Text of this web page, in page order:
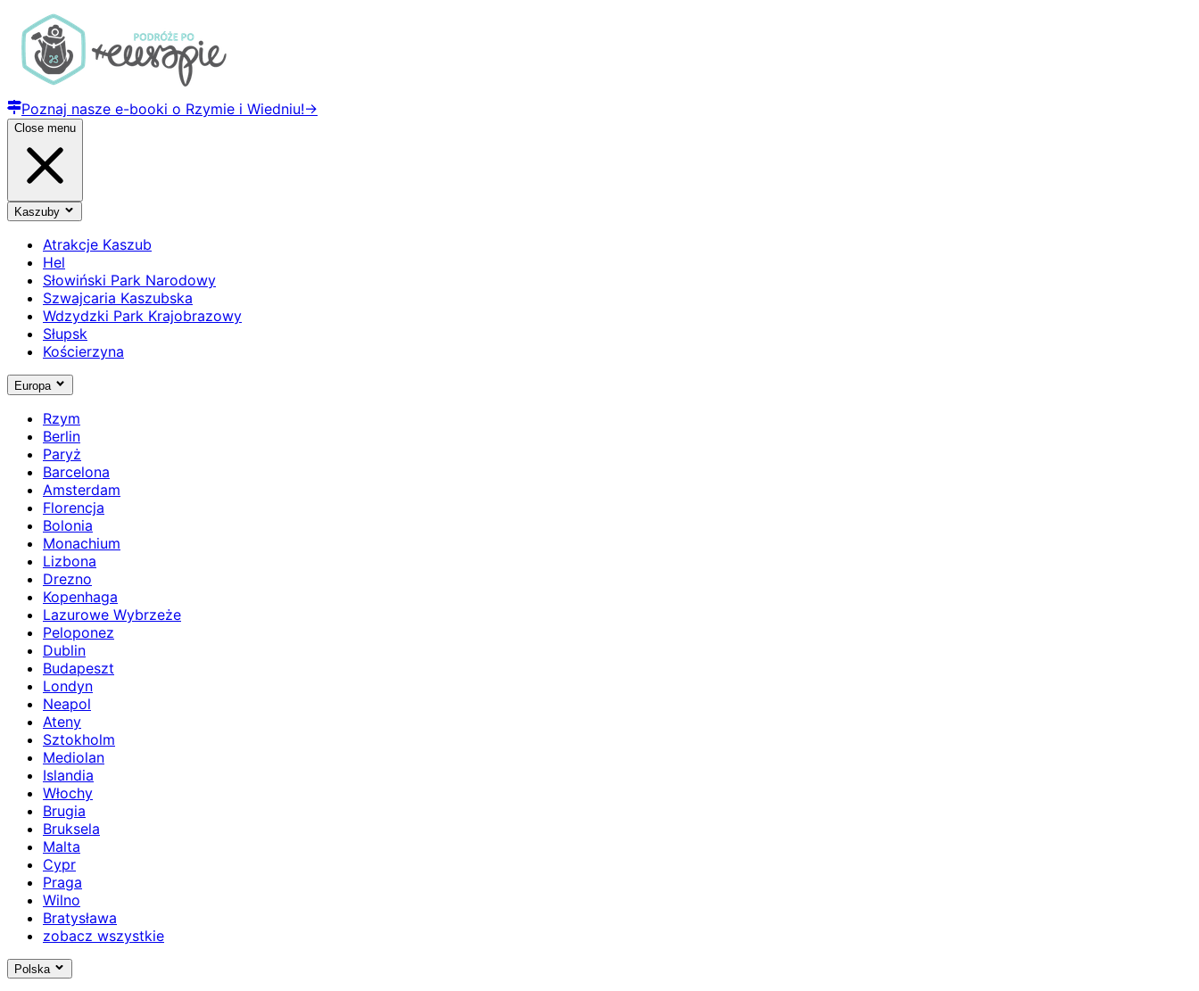
Poznaj nasze e-booki o Rzymie i Wiedniu!→
Close menu
Kaszuby
Atrakcje Kaszub
Hel
Słowiński Park Narodowy
Szwajcaria Kaszubska
Wdzydzki Park Krajobrazowy
Słupsk
Kościerzyna
Europa
Rzym
Berlin
Paryż
Barcelona
Amsterdam
Florencja
Bolonia
Monachium
Lizbona
Drezno
Kopenhaga
Lazurowe Wybrzeże
Peloponez
Dublin
Budapeszt
Londyn
Neapol
Ateny
Sztokholm
Mediolan
Islandia
Włochy
Brugia
Bruksela
Malta
Cypr
Praga
Wilno
Bratysława
zobacz wszystkie
Polska